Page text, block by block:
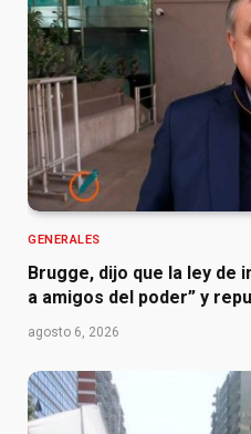
GENERALES
Brugge, dijo que la ley de
a amigos del poder” y
agosto 6, 2026